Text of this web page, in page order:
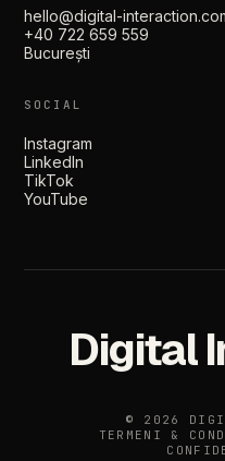
hello@digital-
+40 722 659 559
București
SOCIAL
Instagram
LinkedIn
TikTok
YouTube
Digital
© 2026
TERMENI &